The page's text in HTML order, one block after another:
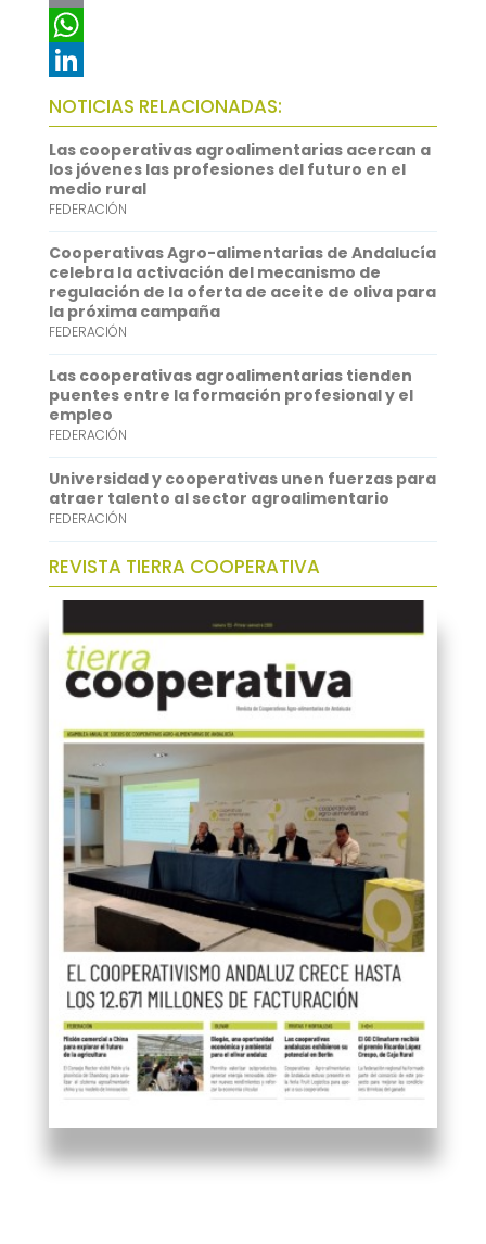
c
e
b
o
o
k
w
t
t
e
r
E
m
a
i
l
W
h
a
t
s
A
p
p
L
i
n
k
e
d
I
n
NOTICIAS RELACIONADAS:
Las cooperativas agroalimentarias acercan a
los jóvenes las profesiones del futuro en el
medio rural
FEDERACIÓN
Cooperativas Agro-alimentarias de Andalucía
celebra la activación del mecanismo de
regulación de la oferta de aceite de oliva para
la próxima campaña
FEDERACIÓN
Las cooperativas agroalimentarias tienden
puentes entre la formación profesional y el
empleo
FEDERACIÓN
Universidad y cooperativas unen fuerzas para
atraer talento al sector agroalimentario
FEDERACIÓN
REVISTA TIERRA COOPERATIVA